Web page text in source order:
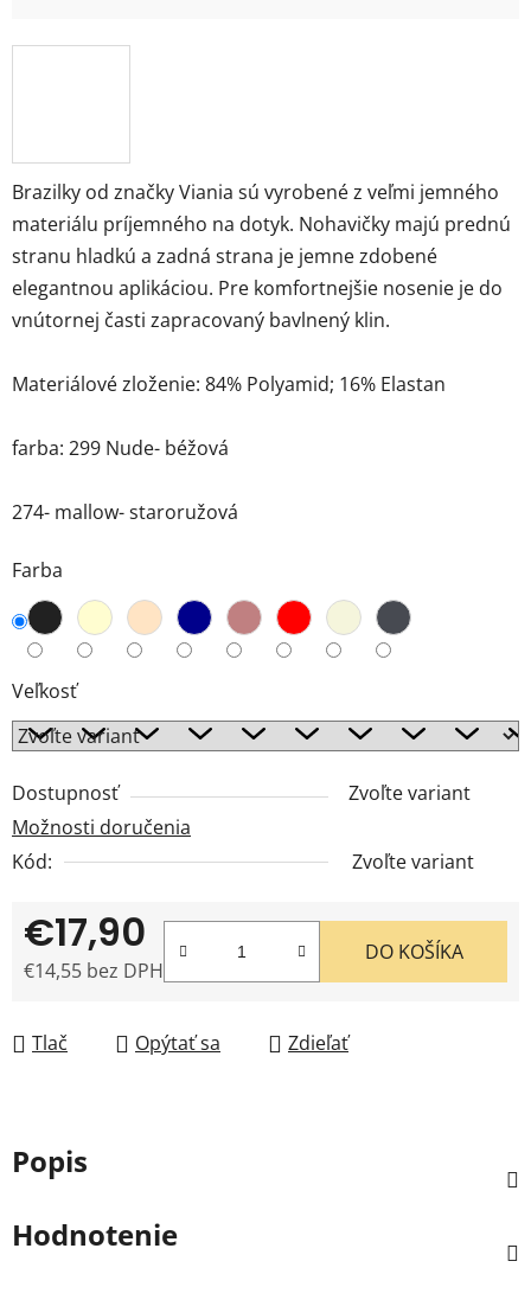
Brazilky od značky Viania sú vyrobené z veľmi jemného
materiálu príjemného na dotyk. Nohavičky majú prednú
stranu hladkú a zadná strana je jemne zdobené
elegantnou aplikáciou. Pre komfortnejšie nosenie je do
vnútornej časti zapracovaný bavlnený klin.
Materiálové zloženie: 84% Polyamid; 16% Elastan
farba: 299 Nude- béžová
274- mallow- staroružová
Farba
Veľkosť
Dostupnosť
Zvoľte variant
Možnosti doručenia
Kód:
Zvoľte variant
€17,90
€14,55 bez DPH
DO KOŠÍKA
Tlač Opýtať sa Zdieľať
Popis
Hodnotenie